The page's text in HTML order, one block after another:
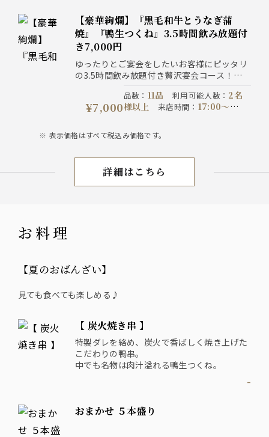
までにご予約ください
コース提
供時間：180分制
コース開催期
間：2026-07-06以降
注意事
価格は全て税込価格です。
【豪華絢爛】『黒毛和牛とうなぎ蒲
焼』『鴨生つくね』3.5時間飲み放題付
き7,000円
ゆったりとご宴会をしたいお客様にピッタリ
の3.5時間飲み放題付き贅沢宴会コース！
焼』と『鴨生つくね』『濃厚鴨出汁せいろ蕎
麦』を堪能する『料理11品』の宴！
¥7,000
品数 ： 11品 利用可能人数： 2名
様以上
来店時間 ： 17:00〜
供時間：210分制
格は全て税込価格です。
表示価格はすべて税込み価格です。
3H宴会
詳細はこちら
お料理
【夏のおばんざい】
見ても食べても楽しめる♪
【 炭火焼き串 】
特製ダレを絡め、炭火で香ばしく焼き上げた
こだわりの鴨串。
中でも名物は肉汁溢れる鴨生つくね。
-
おまかせ ５本盛り